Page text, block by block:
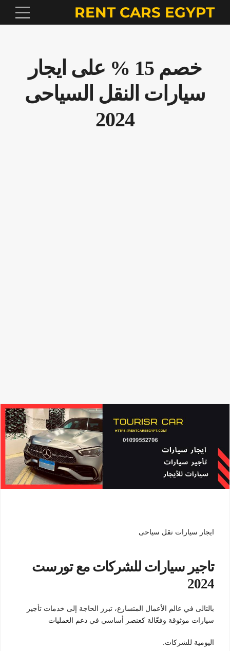
RENT CARS EGYPT
خصم 15 % على ايجار
سيارات النقل السياحى
2024
ايجار سيارات نقل سياحى
تاجير سيارات للشركات مع تورست
2024
بالتالى في عالم الأعمال المتسارع، تبرز الحاجة إلى خدمات تأجير
سيارات موثوقة وفعّالة كعنصر أساسي في دعم العمليات
اليومية للشركات.